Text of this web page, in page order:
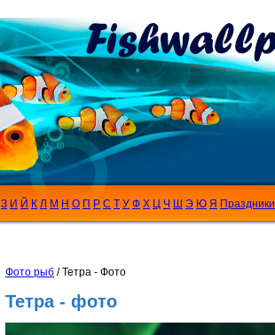
З И Й К Л М Н О П Р С Т У Ф Х Ц Ч Ш Э Ю Я Праздники
Фото рыб / Тетра - Фото
Тетра - фото